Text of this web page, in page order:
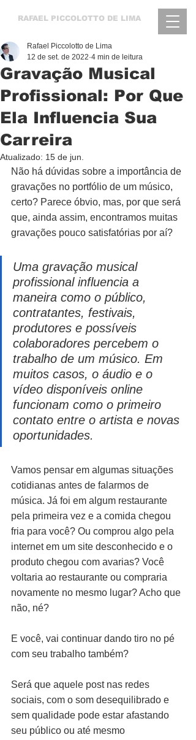
RAFAEL PICCOLOTTO DE LIMA
Gravação Musical
Profissional: Por Que
Ela Influencia Sua
Carreira
Rafael Piccolotto de Lima
12 de set. de 2022 4 min de leitura
Atualizado: 15 de jun.
Não há dúvidas sobre a importância de
gravações no portfólio de um músico,
certo? Parece óbvio, mas, por que será
que, ainda assim, encontramos muitas
gravações pouco satisfatórias por aí?
Uma gravação musical
profissional influencia a
maneira como o público,
contratantes, festivais,
produtores e possíveis
colaboradores percebem o
trabalho de um músico. Em
muitos casos, o áudio e o
vídeo disponíveis online
funcionam como o primeiro
contato entre o artista e novas
oportunidades.
Vamos pensar em algumas situações
cotidianas antes de falarmos de
música. Já foi em algum restaurante
pela primeira vez e a comida chegou
fria para você? Ou comprou algo pela
internet em um site desconhecido e o
produto chegou com avarias? Você
voltaria ao restaurante ou compraria
novamente no mesmo lugar? Acho que
não, né?
E você, vai continuar dando tiro no pé
com seu trabalho também?
Será que aquele post nas redes
sociais, com o som desequilibrado e
sem qualidade pode estar afastando
seu público ou até mesmo